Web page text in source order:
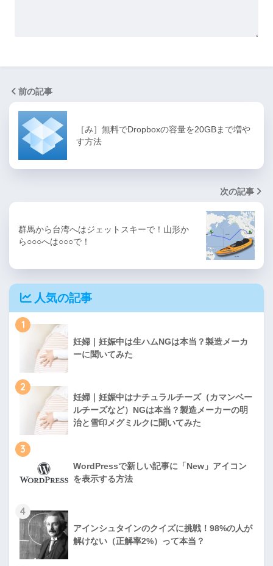
前の記事
［み］無料でDropboxの容量を20GBまで増や
す方法
次の記事
群馬から台湾へはジェットスキーで！山形か
ら○○○へは○○○で！
人気の記事
1
妊婦｜妊娠中は生ハムNGは本当？製造メーカ
ーに聞いてみた
2
妊婦｜妊娠中はナチュラルチーズ（カマンベー
ルチーズなど）NGは本当？製造メーカーの明
治と雪印メグミルクに聞いてみた
3
WordPressで新しい記事に「New」アイコン
を表示する方法
4
アインシュタインのクイズに挑戦！98%の人が
解けない（正解率2%）って本当？